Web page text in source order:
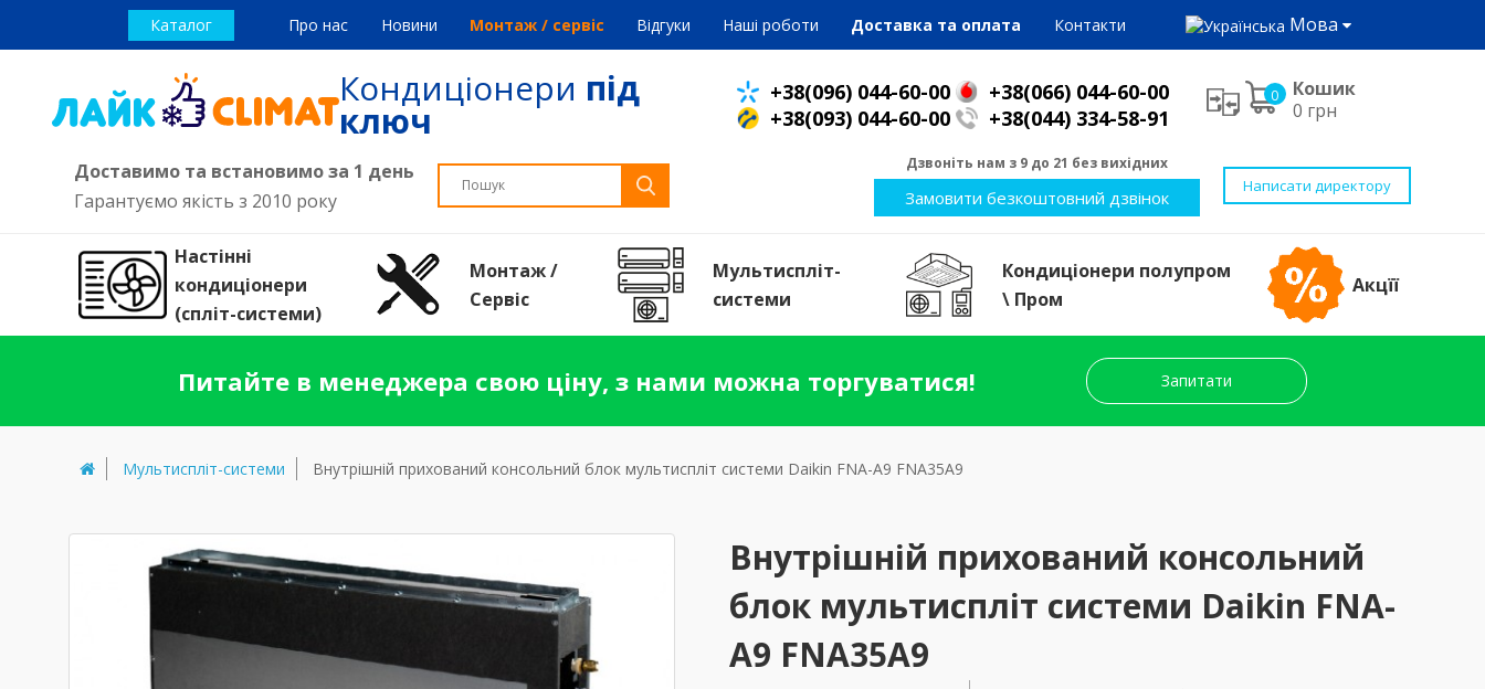
Каталог Про нас Новини Монтаж / сервіс Відгуки Наші роботи Доставка та оплата Контакти Мова
Кондиціонери під
ключ
+38(096) 044-60-00
+38(066) 044-60-00
+38(093) 044-60-00
+38(044) 334-58-91
0
Кошик
0 грн
Доставимо та встановимо за 1 день
Гарантуємо якість з 2010 року
Дзвоніть нам з 9 до 21 без вихідних
Замовити безкоштовний дзвінок
Написати директору
Настінні
кондиціонери
(спліт-системи)
Монтаж /
Сервiс
Мультиспліт-
системи
Кондиціонери полупром
\ Пром
Акцїї
Питайте в менеджера свою ціну, з нами можна торгуватися! Запитати
Мультиспліт-системи Внутрішній прихований консольний блок мультиспліт системи Daikin FNA-A9 FNA35A9
Внутрішній прихований консольний
блок мультиспліт системи Daikin FNA-
A9 FNA35A9